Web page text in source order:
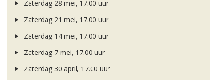
Zaterdag 28 mei, 17.00 uur
Zaterdag 21 mei, 17.00 uur
Zaterdag 14 mei, 17.00 uur
Zaterdag 7 mei, 17.00 uur
Zaterdag 30 april, 17.00 uur